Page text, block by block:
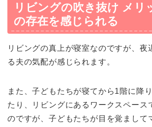
リビングの吹き抜け メ
の存在を感じられる
リビングの真上が寝室なのですが、夜
る夫の気配が感じられます。
また、子どもたちが寝てから1階に降
たり、リビングにあるワークスペース
のですが、子どもたちが目を覚まして